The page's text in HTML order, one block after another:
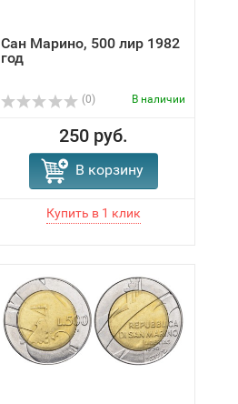
Сан Марино, 500 лир 1982
год
(0) В наличии
250 руб.
В корзину